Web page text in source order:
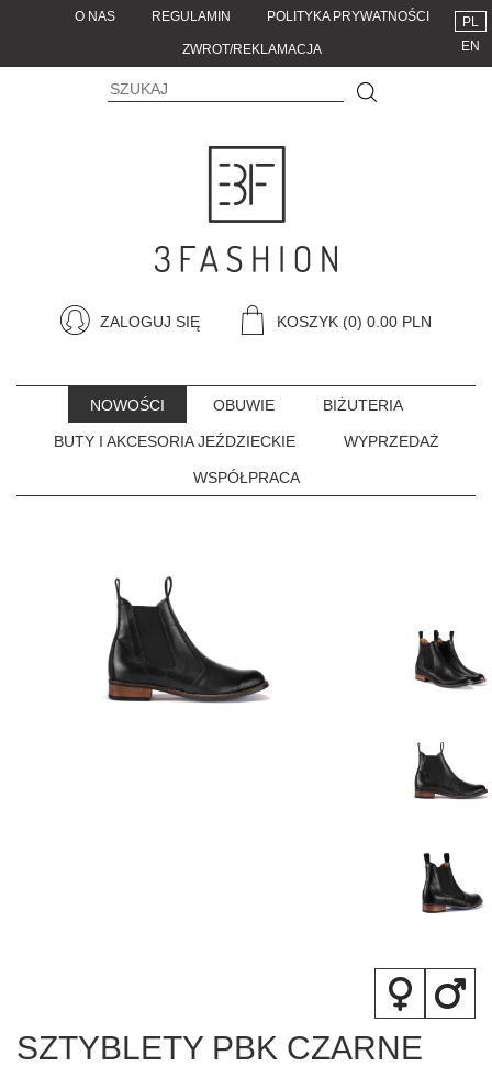
O NAS REGULAMIN POLITYKA PRYWATNOŚCI
ZWROT/REKLAMACJA
PL
EN
ZALOGUJ SIĘ KOSZYK (0) 0.00 PLN
NOWOŚCI OBUWIE BIŻUTERIA
BUTY I AKCESORIA JEŹDZIECKIE WYPRZEDAŻ
WSPÓŁPRACA
SZTYBLETY PBK CZARNE